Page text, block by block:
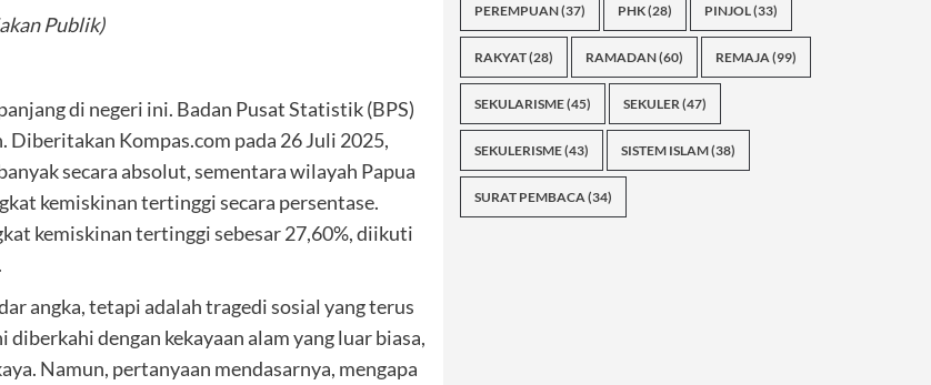
Publik)
di negeri ini. Badan Pusat Statistik (BPS)
Kompas.com pada 26 Juli 2025,
secara absolut, sementara wilayah Papua
kemiskinan tertinggi secara persentase.
kemiskinan tertinggi sebesar 27,60%, diikuti
angka, tetapi adalah tragedi sosial yang terus
dengan kekayaan alam yang luar biasa,
Namun, pertanyaan mendasarnya, mengapa
PEREMPUAN(37) PHK(28) PINJOL(33)
RAKYAT(28) RAMADAN(60) REMAJA(99)
SEKULARISME(45) SEKULER(47)
SEKULERISME(43) SISTEM ISLAM(38)
SURAT PEMBACA(34)